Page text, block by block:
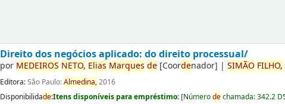
Direito dos negócios aplicado: do direito processual/
por MEDEIROS NETO, Elias Marques de [Coordenador] |SIMÃO FILHO,
Editora:São Paulo:Almedina,2016
Disponibilidade:Itens disponíveis para empréstimo: [Númerodechamada:342.2